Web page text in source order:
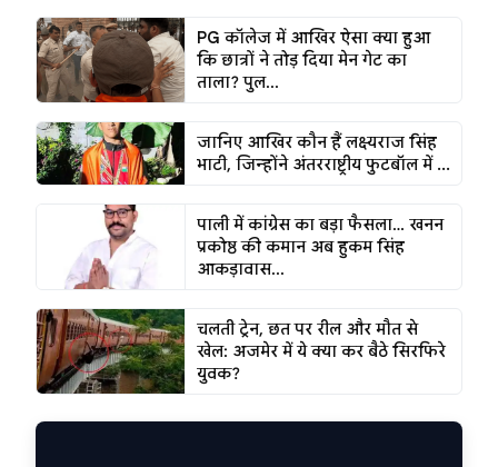
PG कॉलेज में आखिर ऐसा क्या हुआ
कि छात्रों ने तोड़ दिया मेन गेट का
ताला? पुल...
जानिए आखिर कौन हैं लक्ष्यराज सिंह
भाटी, जिन्होंने अंतरराष्ट्रीय फुटबॉल में ...
पाली में कांग्रेस का बड़ा फैसला… खनन
प्रकोष्ठ की कमान अब हुकम सिंह
आकड़ावास...
चलती ट्रेन, छत पर रील और मौत से
खेल: अजमेर में ये क्या कर बैठे सिरफिरे
युवक?